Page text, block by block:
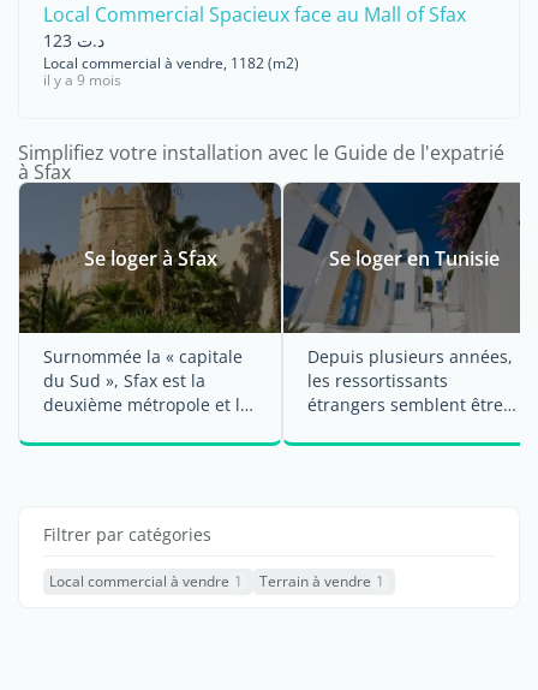
Local Commercial Spacieux face au Mall of Sfax
د.ت 123
Local commercial à vendre, 1182 (m2)
il y a 9 mois
Simplifiez votre installation avec le Guide de l'expatrié
à Sfax
Se loger à Sfax
Surnommée la « capitale
du Sud », Sfax est la
deuxième métropole et le
Se loger en Tunisie
Depuis plusieurs années,
les ressortissants
étrangers semblent être
Filtrer par catégories
Local commercial à vendre 1 Terrain à vendre 1